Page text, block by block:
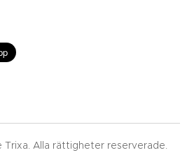
Alla rättigheter reserverade.